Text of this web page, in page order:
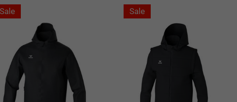
Sale Sale